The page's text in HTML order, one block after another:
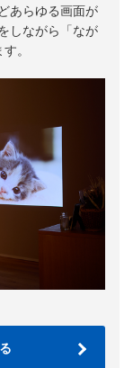
あらゆる画面が
しながら「なが
。